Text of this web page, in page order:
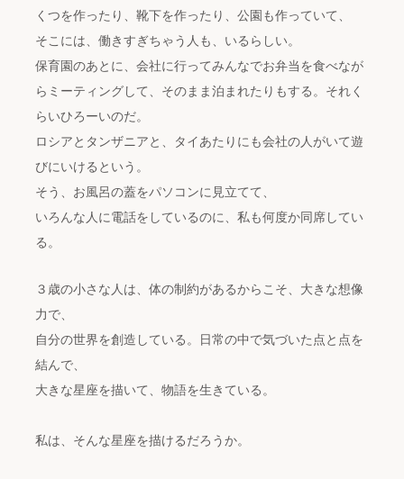
くつを作ったり、靴下を作ったり、公園も作っていて、
そこには、働きすぎちゃう人も、いるらしい。
保育園のあとに、会社に行ってみんなでお弁当を食べなが
らミーティングして、そのまま泊まれたりもする。それく
らいひろーいのだ。
ロシアとタンザニアと、タイあたりにも会社の人がいて遊
びにいけるという。
そう、お風呂の蓋をパソコンに見立てて、
いろんな人に電話をしているのに、私も何度か同席してい
る。
３歳の小さな人は、体の制約があるからこそ、大きな想像
力で、
自分の世界を創造している。日常の中で気づいた点と点を
結んで、
大きな星座を描いて、物語を生きている。
私は、そんな星座を描けるだろうか。